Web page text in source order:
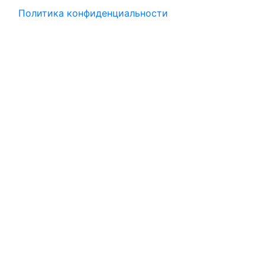
Политика конфиденциальности